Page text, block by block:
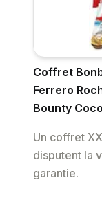
Coffret
Ferrero
Bounty
Un coffret
disputent la
garantie.